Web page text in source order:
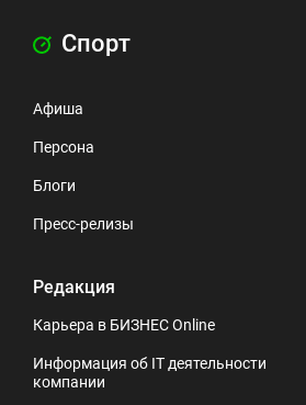
Спорт
Афиша
Персона
Блоги
Пресс-релизы
Редакция
Карьера в БИЗНЕС Online
Информация об IT деятельности
компании